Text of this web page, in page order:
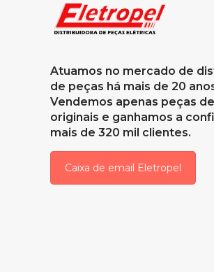
Atuamos no mercado de
de peças há mais de 20
Vendemos apenas peças
originais e ganhamos a
mais de 320 mil clientes.
Caixa de email Eletropel